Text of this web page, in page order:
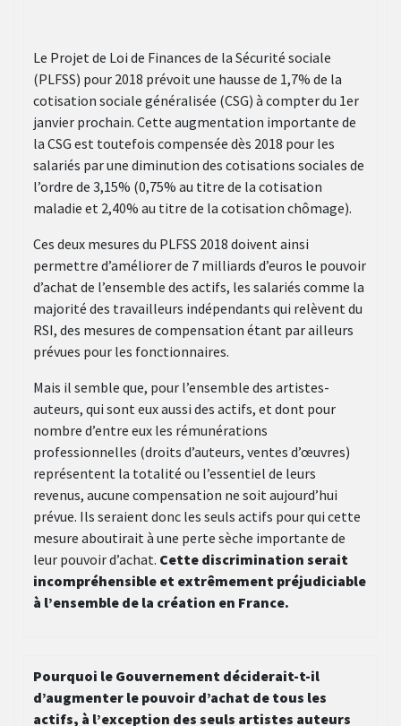
Le Projet de Loi de Finances de la Sécurité sociale
(PLFSS) pour 2018 prévoit une hausse de 1,7% de la
cotisation sociale généralisée (CSG) à compter du 1er
janvier prochain. Cette augmentation importante de
la CSG est toutefois compensée dès 2018 pour les
salariés par une diminution des cotisations sociales de
l’ordre de 3,15% (0,75% au titre de la cotisation
maladie et 2,40% au titre de la cotisation chômage).
Ces deux mesures du PLFSS 2018 doivent ainsi
permettre d’améliorer de 7 milliards d’euros le pouvoir
d’achat de l’ensemble des actifs, les salariés comme la
majorité des travailleurs indépendants qui relèvent du
RSI, des mesures de compensation étant par ailleurs
prévues pour les fonctionnaires.
Mais il semble que, pour l’ensemble des artistes-
auteurs, qui sont eux aussi des actifs, et dont pour
nombre d’entre eux les rémunérations
professionnelles (droits d’auteurs, ventes d’œuvres)
représentent la totalité ou l’essentiel de leurs
revenus, aucune compensation ne soit aujourd’hui
prévue. Ils seraient donc les seuls actifs pour qui cette
mesure aboutirait à une perte sèche importante de
leur pouvoir d’achat. Cette discrimination serait
incompréhensible et extrêmement préjudiciable
à l’ensemble de la création en France.
Pourquoi le Gouvernement déciderait-t-il
d’augmenter le pouvoir d’achat de tous les
actifs, à l’exception des seuls artistes auteurs